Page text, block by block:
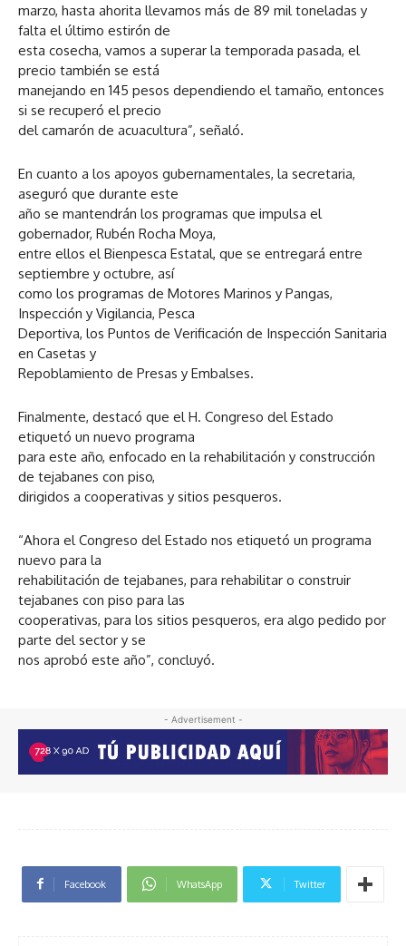
marzo, hasta ahorita llevamos más de 89 mil toneladas y
falta el último estirón de
esta cosecha, vamos a superar la temporada pasada, el
precio también se está
manejando en 145 pesos dependiendo el tamaño, entonces
si se recuperó el precio
del camarón de acuacultura”, señaló.
En cuanto a los apoyos gubernamentales, la secretaria,
aseguró que durante este
año se mantendrán los programas que impulsa el
gobernador, Rubén Rocha Moya,
entre ellos el Bienpesca Estatal, que se entregará entre
septiembre y octubre, así
como los programas de Motores Marinos y Pangas,
Inspección y Vigilancia, Pesca
Deportiva, los Puntos de Verificación de Inspección Sanitaria
en Casetas y
Repoblamiento de Presas y Embalses.
Finalmente, destacó que el H. Congreso del Estado
etiquetó un nuevo programa
para este año, enfocado en la rehabilitación y construcción
de tejabanes con piso,
dirigidos a cooperativas y sitios pesqueros.
“Ahora el Congreso del Estado nos etiquetó un programa
nuevo para la
rehabilitación de tejabanes, para rehabilitar o construir
tejabanes con piso para las
cooperativas, para los sitios pesqueros, era algo pedido por
parte del sector y se
nos aprobó este año”, concluyó.
- Advertisement -
Facebook WhatsApp Twitter